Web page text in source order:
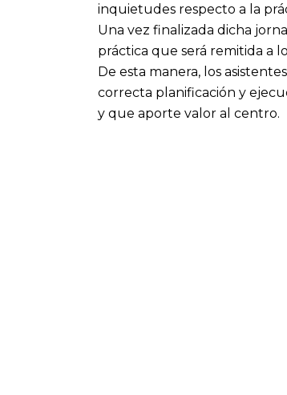
inquietudes respecto a la
Una vez finalizada dicha
práctica que será remitida a
De esta manera, los
correcta planificación y
y que aporte valor al centro.